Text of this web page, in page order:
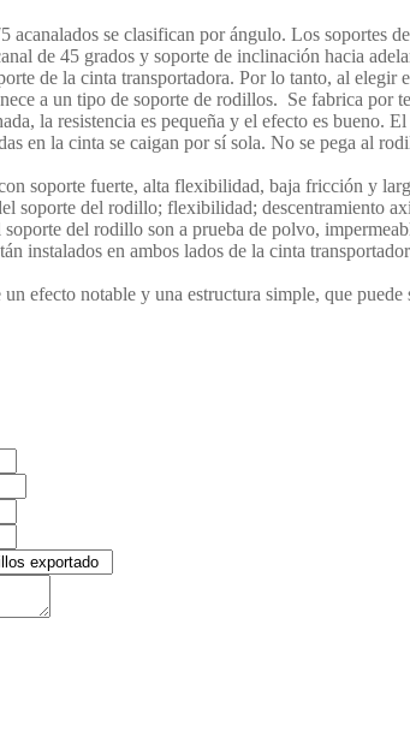
se clasifican por ángulo. Los soportes
de 45 grados y soporte de inclinación hacia
de la cinta transportadora. Por lo tanto, al
a un tipo de soporte de rodillos. Se fabrica por
la resistencia es pequeña y el efecto es
en la cinta se caigan por sí sola. No se pega al
soporte fuerte, alta flexibilidad, baja fricción y
del rodillo; flexibilidad; descentramiento
del rodillo son a prueba de polvo,
instalados en ambos lados de la cinta
notable y una estructura simple, que puede